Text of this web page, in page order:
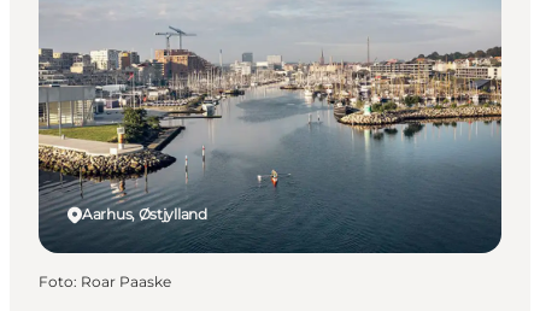
Aarhus, Østjylland
Foto: Roar Paaske